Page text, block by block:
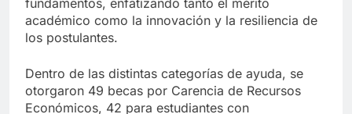
académico como la innovación y la resiliencia de
los postulantes.
Dentro de las distintas categorías de ayuda, se
otorgaron 49 becas por Carencia de Recursos
Económicos, 42 para estudiantes con